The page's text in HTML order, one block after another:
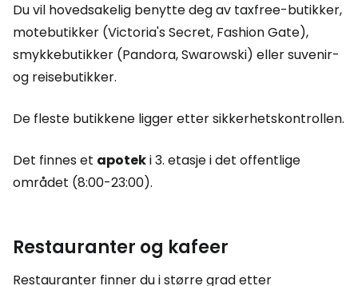
Du vil hovedsakelig benytte deg av taxfree-butikker,
motebutikker (Victoria's Secret, Fashion Gate),
smykkebutikker (Pandora, Swarowski) eller suvenir-
og reisebutikker.
De fleste butikkene ligger etter sikkerhetskontrollen.
Det finnes et apoteki 3. etasje i det offentlige
området (8:00-23:00).
Restauranter og kafeer
Restauranter finner du i større grad etter